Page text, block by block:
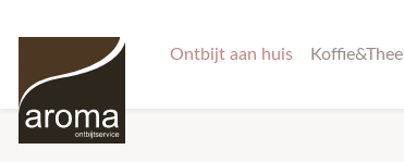
Ontbijt aan huis Koffie&Thee